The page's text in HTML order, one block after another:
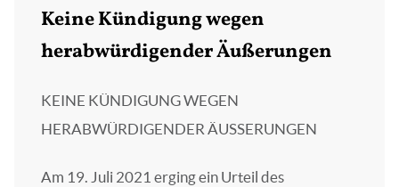
Keine Kündigung wegen
herabwürdigender Äußerungen
KEINE KÜNDIGUNG WEGEN
HERABWÜRDIGENDER ÄUSSERUNGEN
Am 19. Juli 2021 erging ein Urteil des